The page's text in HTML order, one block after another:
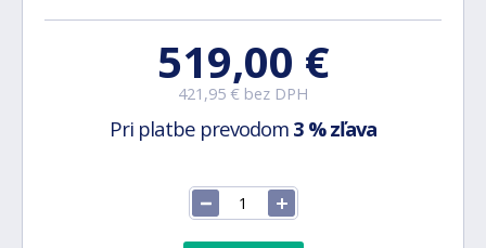
519,00 €
421,95 € bez DPH
Pri platbe prevodom 3 % zľava